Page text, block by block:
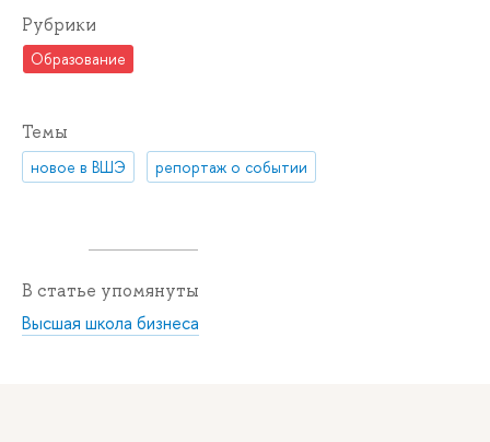
Рубрики
Образование
Темы
новое в ВШЭ репортаж о событии
В статье упомянуты
Высшая школа бизнеса